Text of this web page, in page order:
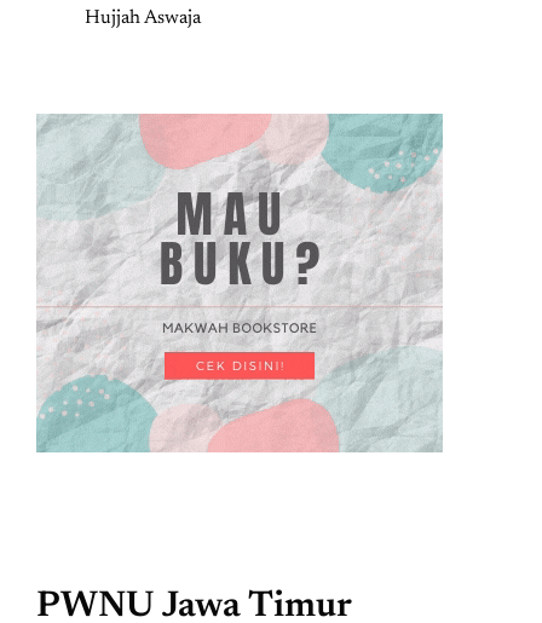
Hujjah Aswaja
PWNU Jawa Timur